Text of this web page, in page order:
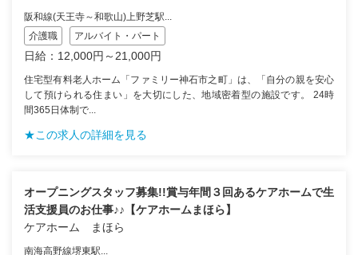
阪和線(天王寺～和歌山)上野芝駅...
介護職
アルバイト・パート
日給：12,000円～21,000円
住宅型有料老人ホーム「ファミリー神石市之町」は、「自分の親を安心
して預けられる住まい」を大切にした、地域密着型の施設です。 24時
間365日体制で...
★この求人の詳細を見る
オープニングスタッフ募集!!賞与年間３回あるケアホームで生
活支援員のお仕事♪♪【ケアホームまほら】
ケアホーム まほら
南海高野線堺東駅...